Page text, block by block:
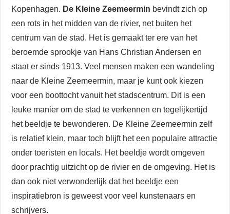
Kopenhagen. De Kleine Zeemeermin bevindt zich op
een rots in het midden van de rivier, net buiten het
centrum van de stad. Het is gemaakt ter ere van het
beroemde sprookje van Hans Christian Andersen en
staat er sinds 1913. Veel mensen maken een wandeling
naar de Kleine Zeemeermin, maar je kunt ook kiezen
voor een boottocht vanuit het stadscentrum. Dit is een
leuke manier om de stad te verkennen en tegelijkertijd
het beeldje te bewonderen. De Kleine Zeemeermin zelf
is relatief klein, maar toch blijft het een populaire attractie
onder toeristen en locals. Het beeldje wordt omgeven
door prachtig uitzicht op de rivier en de omgeving. Het is
dan ook niet verwonderlijk dat het beeldje een
inspiratiebron is geweest voor veel kunstenaars en
schrijvers.